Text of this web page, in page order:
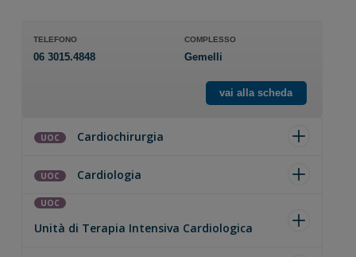
TELEFONO
06 3015.4848
COMPLESSO
Gemelli
vai alla scheda
UOC Cardiochirurgia
UOC Cardiologia
UOC
Unità di Terapia Intensiva Cardiologica